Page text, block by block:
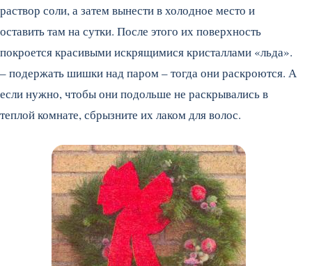
раствор соли, а затем вынести в холодное место и
оставить там на сутки. После этого их поверхность
покроется красивыми искрящимися кристаллами «льда».
– подержать шишки над паром – тогда они раскроются. А
если нужно, чтобы они подольше не раскрывались в
теплой комнате, сбрызните их лаком для волос.